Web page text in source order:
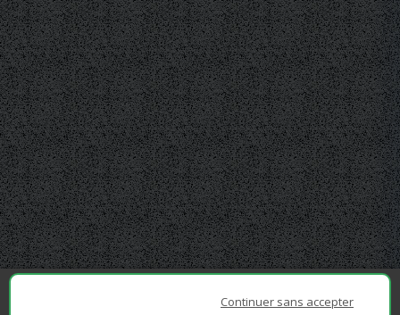
Continuer sans accepter